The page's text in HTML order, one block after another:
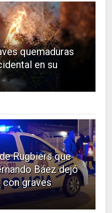
quemaduras
en su
Rugbiers que
Báez dejó
graves